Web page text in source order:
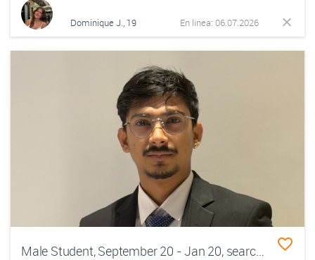
Dominique J., 19 En línea: 06.07.2026
Male Student, September 20 - Jan 20, searching for a place for a next academic year, need to sign an agreement ASAP!!